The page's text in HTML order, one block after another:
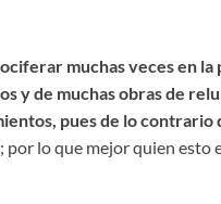
muchas veces en
y de muchas obras de
pues de lo
; por lo que mejor quien esto